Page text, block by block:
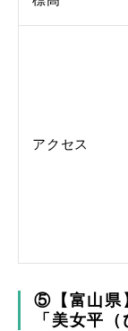
アクセス
⑤【富山県
「美女平